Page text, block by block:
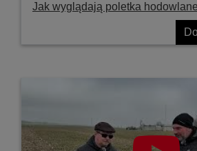
Jak wyglądają poletka